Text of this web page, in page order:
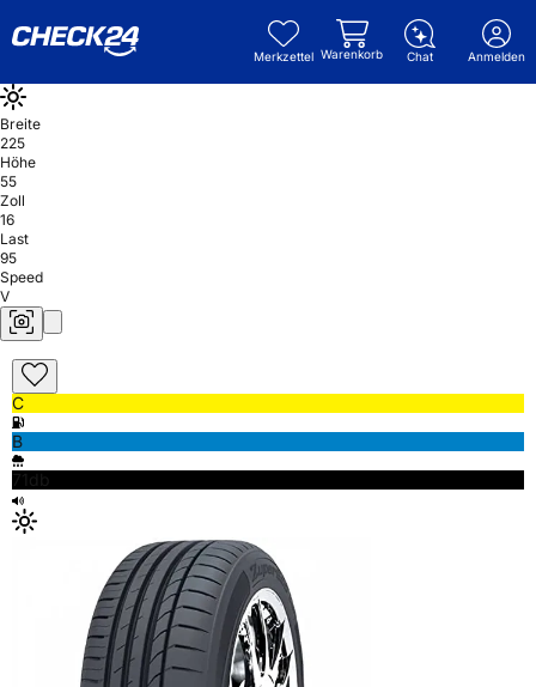
Merkzettel Warenkorb Chat Anmelden
Breite
225
Höhe
55
Zoll
16
Last
95
Speed
V
C
B
71db